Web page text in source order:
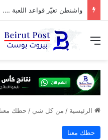
القائمة
الرئيسية / من كل شي / حظك معنا
حظك معنا